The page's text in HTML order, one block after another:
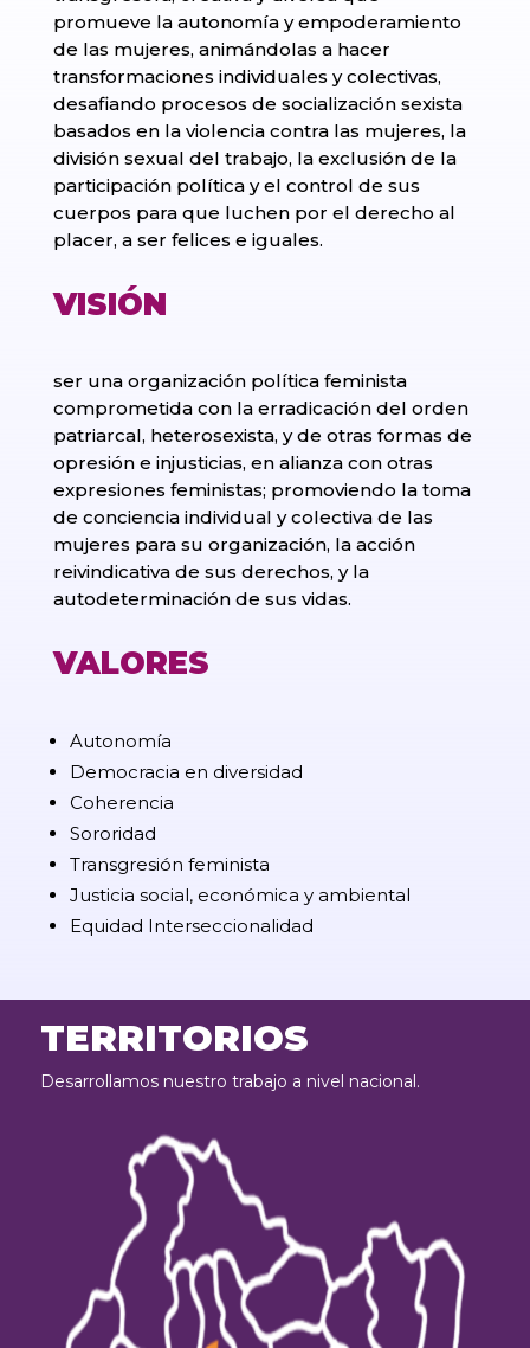
promueve la autonomía y empoderamiento
de las mujeres, animándolas a hacer
transformaciones individuales y colectivas,
desafiando procesos de socialización sexista
basados en la violencia contra las mujeres, la
división sexual del trabajo, la exclusión de la
participación política y el control de sus
cuerpos para que luchen por el derecho al
placer, a ser felices e iguales.
VISIÓN
ser una organización política feminista
comprometida con la erradicación del orden
patriarcal, heterosexista, y de otras formas de
opresión e injusticias, en alianza con otras
expresiones feministas; promoviendo la toma
de conciencia individual y colectiva de las
mujeres para su organización, la acción
reivindicativa de sus derechos, y la
autodeterminación de sus vidas.
VALORES
Autonomía
Democracia en diversidad
Coherencia
Sororidad
Transgresión feminista
Justicia social, económica y ambiental
Equidad Interseccionalidad
TERRITORIOS
Desarrollamos nuestro trabajo a nivel nacional.